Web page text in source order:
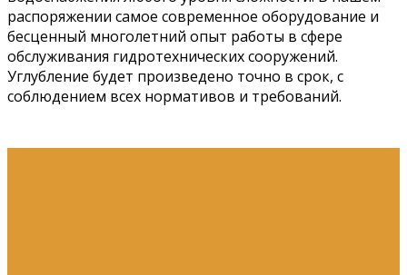
распоряжении самое современное оборудование и
бесценный многолетний опыт работы в сфере
обслуживания гидротехнических сооружений.
Углубление будет произведено точно в срок, с
соблюдением всех нормативов и требований.